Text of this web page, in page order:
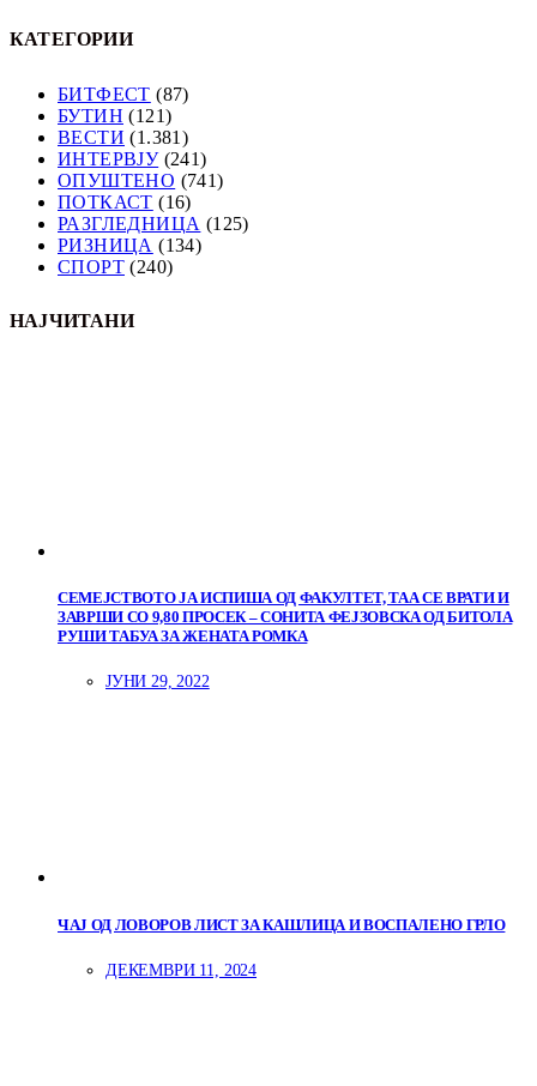
КАТЕГОРИИ
БИТФЕСТ (87)
БУТИН (121)
ВЕСТИ (1.381)
ИНТЕРВЈУ(241)
ОПУШТЕНО (741)
ПОТКАСТ (16)
РАЗГЛЕДНИЦА (125)
РИЗНИЦА (134)
СПОРТ (240)
НАЈЧИТАНИ
СЕМЕЈСТВОТО ЈА ИСПИША ОД ФАКУЛТЕТ, ТАА СЕ ВРАТИ И
ЗАВРШИ СО 9,80 ПРОСЕК – СОНИТА ФЕЈЗОВСКА ОД БИТОЛА
РУШИ ТАБУА ЗА ЖЕНАТА РОМКА
ЈУНИ 29, 2022
ЧАЈ ОД ЛОВОРОВ ЛИСТ ЗА КАШЛИЦА И ВОСПАЛЕНО ГРЛО
ДЕКЕМВРИ 11, 2024